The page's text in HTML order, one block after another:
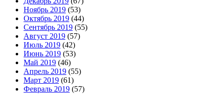
Ноябрь 2019 (53)
Октябрь 2019 (44)
Сентябрь 2019 (55)
Август 2019 (57)
Июль 2019 (42)
Июнь 2019 (53)
Май 2019 (46)
Апрель 2019 (55)
Март 2019 (61)
Февраль 2019 (57)